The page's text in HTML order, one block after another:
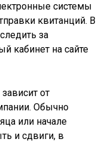
системы
квитанций. В
за
кабинет на сайте
от
Обычно
или начале
и сдвиги, в